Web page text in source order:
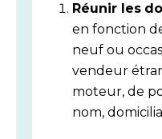
Réunir les
en fonction
neuf ou
vendeur
moteur, de
nom,